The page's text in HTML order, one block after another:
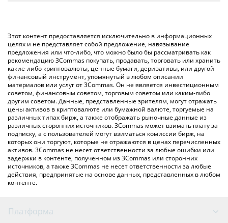
Вы также можете использовать приведенную выше таблицу
цен Kroak on Kaspa, чтобы проверить последние цены на
Kroak on Kaspa в основных фиатных и криптовалютах.
Этот контент предоставляется исключительно в информационных
целях и не представляет собой предложение, навязывание
предложения или что-либо, что можно было бы рассматривать как
рекомендацию 3Commas покупать, продавать, торговать или хранить
какие-либо криптовалюты, ценные бумаги, деривативы, или другой
финансовый инструмент, упомянутый в любом описании
материалов или услуг от 3Commas. Он не является инвестиционным
советом, финансовым советом, торговым советом или каким-либо
другим советом. Данные, представленные зрителям, могут отражать
цены активов в криптовалюте или бумажной валюте, торгуемые на
различных типах бирж, а также отображать рыночные данные из
различных сторонних источников. 3Commas может взимать плату за
подписку, а с пользователей могут взиматься комиссии бирж, на
которых они торгуют, которые не отражаются в ценах перечисленных
активов. 3Commas не несет ответственности за любые ошибки или
задержки в контенте, полученном из 3Commas или сторонних
источников, а также 3Commas не несет ответственности за любые
действия, предпринятые на основе данных, представленных в любом
контенте.
Платформа